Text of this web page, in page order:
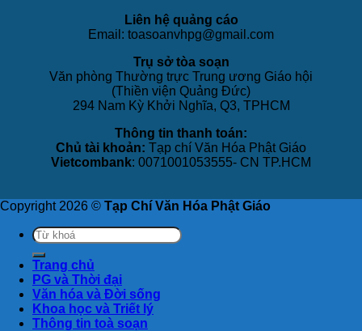
Liên hệ quảng cáo
Email: toasoanvhpg@gmail.com
Trụ sở tòa soạn
Văn phòng Thường trực Trung ương Giáo hội
(Thiền viện Quảng Đức)
294 Nam Kỳ Khởi Nghĩa, Q3, TPHCM
Thông tin thanh toán:
Chủ tài khoản: Tạp chí Văn Hóa Phật Giáo
Vietcombank: 0071001053555- CN TP.HCM
Copyright 2026 © Tạp Chí Văn Hóa Phật Giáo
Trang chủ
PG và Thời đại
Văn hóa và Đời sống
Khoa học và Triết lý
Thông tin toà soạn